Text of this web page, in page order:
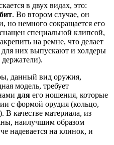
в двух видах, это:
. Во втором случае, он
но немного сокращается его
специальной клипсой,
на ремне, что делает
них выпускают и холдеры
данный вид оружия,
модель, требует
для его ношения, которые
с формой орудия (кольцо,
В качестве материала, из
наилучшим образом
надевается на клинок, и